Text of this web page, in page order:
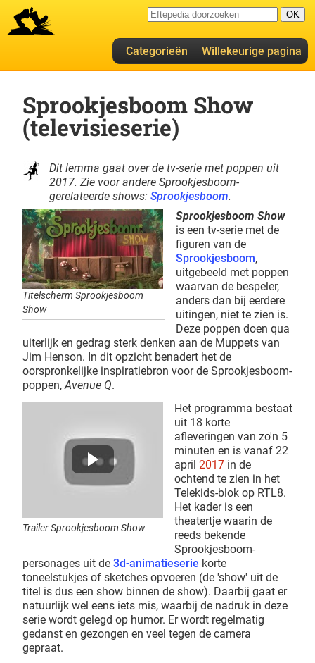
Categorieën Willekeurige pagina
Sprookjesboom Show
(televisieserie)
Dit lemma gaat over de tv-serie met poppen uit
2017. Zie voor andere Sprookjesboom-
gerelateerde shows: Sprookjesboom.
Titelscherm Sprookjesboom
Show
Sprookjesboom Show
is een tv-serie met de
figuren van de
Sprookjesboom,
uitgebeeld met poppen
waarvan de bespeler,
anders dan bij eerdere
uitingen, niet te zien is.
Deze poppen doen qua
uiterlijk en gedrag sterk denken aan de Muppets van
Jim Henson. In dit opzicht benadert het de
oorspronkelijke inspiratiebron voor de Sprookjesboom-
poppen,Avenue Q.
Trailer Sprookjesboom Show
Het programma bestaat
uit 18 korte
afleveringen van zo'n 5
minuten en is vanaf 22
april 2017 in de
ochtend te zien in het
Telekids-blok op RTL8.
Het kader is een
theatertje waarin de
reeds bekende
Sprookjesboom-
personages uit de 3d-animatieserie korte
toneelstukjes of sketches opvoeren (de 'show' uit de
titel is dus een show binnen de show). Daarbij gaat er
natuurlijk wel eens iets mis, waarbij de nadruk in deze
serie wordt gelegd op humor. Er wordt regelmatig
gedanst en gezongen en veel tegen de camera
gepraat.